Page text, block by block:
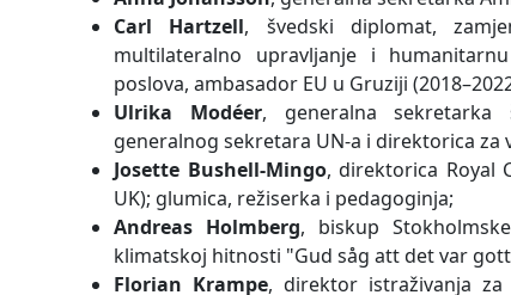
Carl Hartzell, švedski diplomat,
multilateralno upravljanje i
poslova, ambasador EU u Gruziji
Ulrika Modéer, generalna sekretarka
generalnog sekretara UN-a i direktorica za
Josette Bushell‑Mingo, direktorica Royal
UK); glumica, režiserka i pedagoginja;
Andreas Holmberg, biskup
klimatskoj hitnosti "Gud såg att det var
Florian Krampe, direktor istraživanja